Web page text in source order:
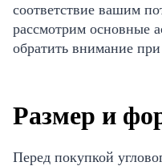
соответствие вашим
рассмотрим основные
обратить внимание
Размер и
Перед покупкой